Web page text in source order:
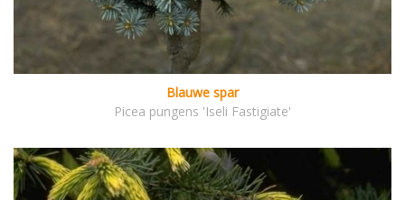
Blauwe spar
Picea pungens 'Iseli Fastigiate'